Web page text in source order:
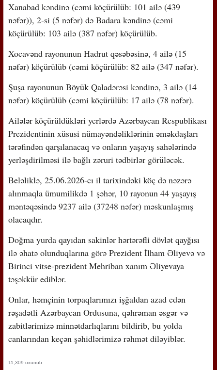
Xanabad kəndinə (cəmi köçürülüb: 101 ailə (439
nəfər)), 2-si (5 nəfər) də Badara kəndinə (cəmi
köçürülüb: 103 ailə (387 nəfər) köçürülüb.
Xocavənd rayonunun Hadrut qəsəbəsinə, 4 ailə (15
nəfər) köçürülüb (cəmi köçürülüb: 82 ailə (347 nəfər).
Şuşa rayonunun Böyük Qaladərəsi kəndinə, 3 ailə (14
nəfər) köçürülüb (cəmi köçürülüb: 17 ailə (78 nəfər).
Ailələr köçürüldükləri yerlərdə Azərbaycan Respublikası
Prezidentinin xüsusi nümayəndəliklərinin əməkdaşları
tərəfindən qarşılanacaq və onların yaşayış sahələrində
yerləşdirilməsi ilə bağlı zəruri tədbirlər görüləcək.
Beləliklə, 25.06.2026-cı il tarixindəki köç də nəzərə
alınmaqla ümumilikdə 1 şəhər, 10 rayonun 44 yaşayış
məntəqəsində 9237 ailə (37248 nəfər) məskunlaşmış
olacaqdır.
Doğma yurda qayıdan sakinlər hərtərəfli dövlət qayğısı
ilə əhatə olunduqlarına görə Prezident İlham Əliyevə və
Birinci vitse-prezident Mehriban xanım Əliyevaya
təşəkkür ediblər.
Onlar, həmçinin torpaqlarımızı işğaldan azad edən
rəşadətli Azərbaycan Ordusuna, qəhrəman əsgər və
zabitlərimizə minnətdarlıqlarını bildirib, bu yolda
canlarından keçən şəhidlərimizə rəhmət diləyiblər.
11,309 oxunub